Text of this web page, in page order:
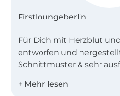
Firstloungeberlin
Für Dich mit Herzblut
entworfen und
Schnittmuster & sehr
viel Spaß am Nähen